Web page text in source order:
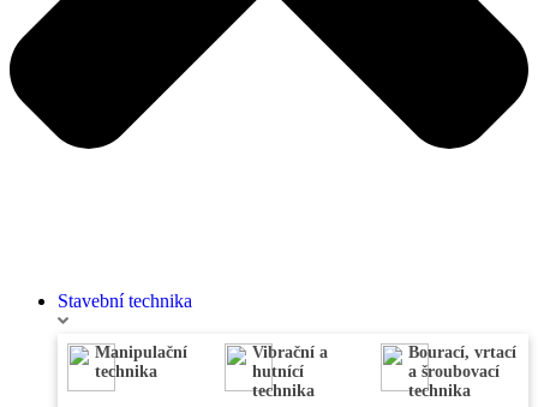
Stavební technika
Manipulační
technika
Vibrační a
hutnící
technika
Bourací, vrtací
a šroubovací
technika